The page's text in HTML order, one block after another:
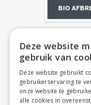
BIO
Deze website
gebruik van
Deze website gebruikt
gebruikerservaring te
onze website te
alle cookies in